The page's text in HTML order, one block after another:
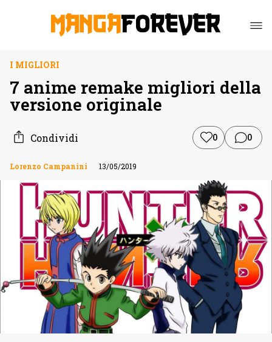
I MIGLIORI
7 anime remake migliori della
versione originale
Condividi 0 0
Lorenzo Campanini 13/05/2019